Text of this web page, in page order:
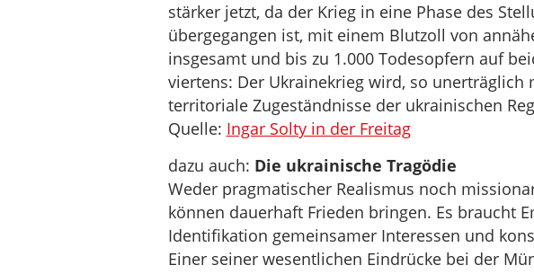
stärker jetzt, da der Krieg in eine Phase des
übergegangen ist, mit einem Blutzoll von
insgesamt und bis zu 1.000 Todesopfern auf
viertens: Der Ukrainekrieg wird, so unerträglich
territoriale Zugeständnisse der ukrainischen
Quelle: Ingar Solty in der Freitag
dazu auch: Die ukrainische Tragödie
Weder pragmatischer Realismus noch
können dauerhaft Frieden bringen. Es braucht
Identifikation gemeinsamer Interessen und
Einer seiner wesentlichen Eindrücke bei der